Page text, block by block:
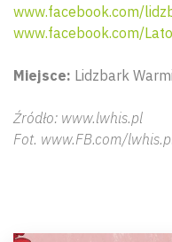
www.facebook.com/
www.facebook.com/
Miejsce: Lidzbark
Źródło: www.lwhis.pl
Fot. www.FB.com/